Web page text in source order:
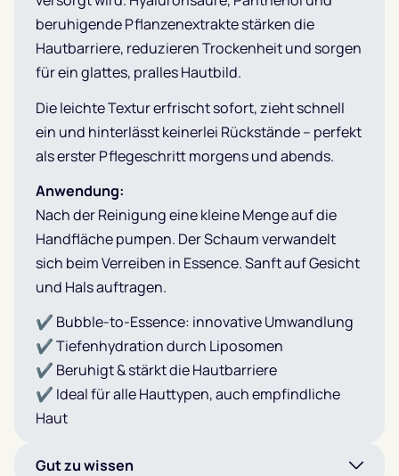
beruhigende Pflanzenextrakte stärken die
Hautbarriere, reduzieren Trockenheit und sorgen
für ein glattes, pralles Hautbild.
Die leichte Textur erfrischt sofort, zieht schnell
ein und hinterlässt keinerlei Rückstände – perfekt
als erster Pflegeschritt morgens und abends.
Anwendung:
Nach der Reinigung eine kleine Menge auf die
Handfläche pumpen. Der Schaum verwandelt
sich beim Verreiben in Essence. Sanft auf Gesicht
und Hals auftragen.
✔ Bubble-to-Essence: innovative Umwandlung
✔ Tiefenhydration durch Liposomen
✔ Beruhigt & stärkt die Hautbarriere
✔ Ideal für alle Hauttypen, auch empfindliche
Haut
Gut zu wissen